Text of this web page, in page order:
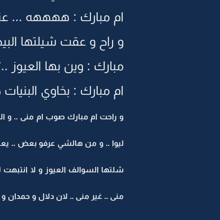
ام مبارك : ههههه ...
و راح و عقت شيلتها
مبارك : وين بها العيوز
ام مبارك : بخاوي
و راحت ام مبارك صوب ام منى .. و
ليوا .. و من هالشي عرفو بعض ..
شلتها السوالف العيوز و لا
منى .. غير منى .. لان دلال و حمدان